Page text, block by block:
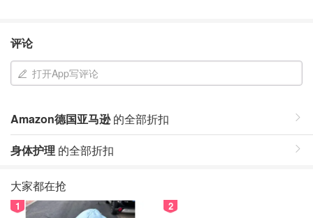
评论
打开App写评论
Amazon德国亚马逊的全部折扣
身体护理 的全部折扣
大家都在抢
1 2